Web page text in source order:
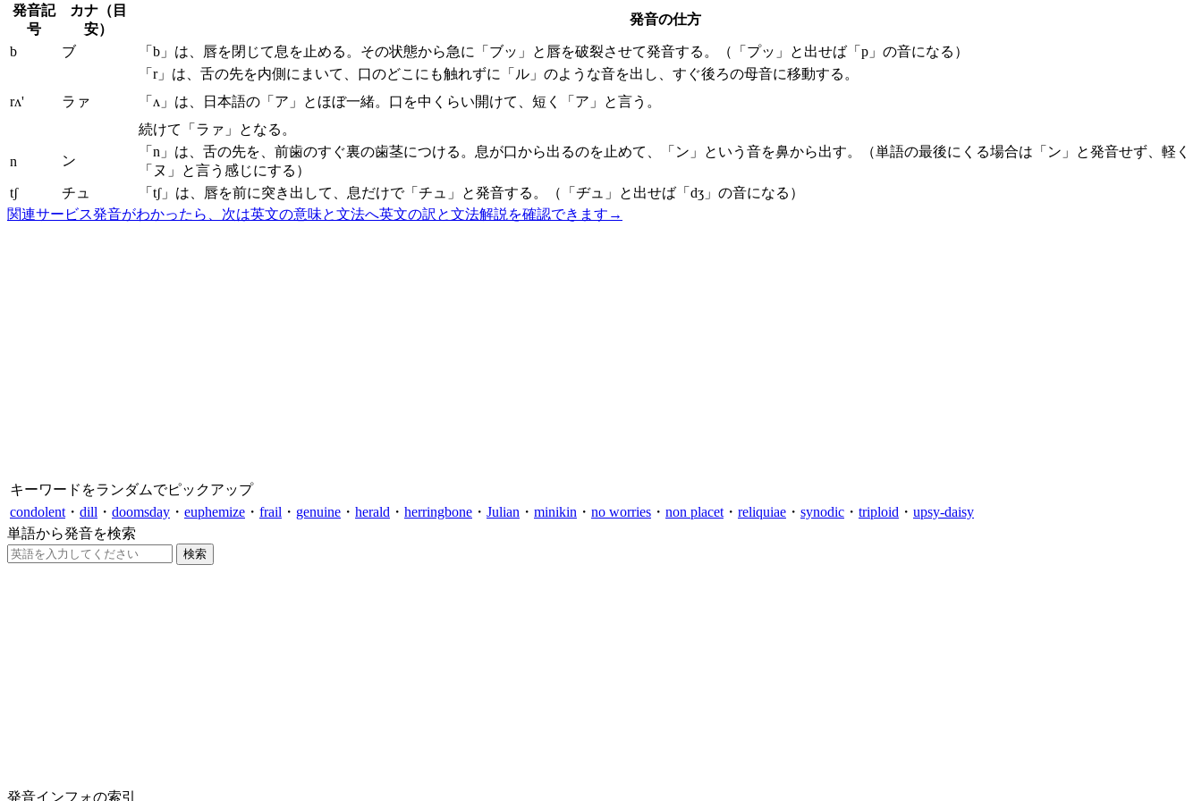
発音記
号
カナ（目
安）
発音の仕方
b ブ 「b」は、唇を閉じて息を止める。その状態から急に「ブッ」と唇を破裂させて発音する。（「プッ」と出せば「p」の音になる）
rʌ' ラァ
「r」は、舌の先を内側にまいて、口のどこにも触れずに「ル」のような音を出し、すぐ後ろの母音に移動する。
「ʌ」は、日本語の「ア」とほぼ一緒。口を中くらい開けて、短く「ア」と言う。
続けて「ラァ」となる。
n ン
「n」は、舌の先を、前歯のすぐ裏の歯茎につける。息が口から出るのを止めて、「ン」という音を鼻から出す。（単語の最後にくる場合は「ン」と発音せず、軽く
「ヌ」と言う感じにする）
tʃ
チュ
「tʃ」は、唇を前に突き出して、息だけで「チュ」と発音する。（「ヂュ」と出せば「dʒ」の音になる）
関連サービス発音がわかったら、次は英文の意味と文法へ英文の訳と文法解説を確認できます →
キーワードをランダムでピックアップ
condolent ・ dill ・ doomsday ・ euphemize ・ frail ・ genuine ・ herald ・ herringbone ・ Julian ・ minikin ・ no worries ・ non placet ・ reliquiae ・ synodic ・ triploid ・ upsy-daisy
単語から発音を検索
発音インフォの索引